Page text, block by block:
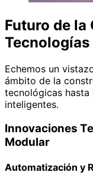
Futuro de
Echemos un
ámbito de la
tecnológicas
inteligentes.
Innovaciones
Modular
Automatización y